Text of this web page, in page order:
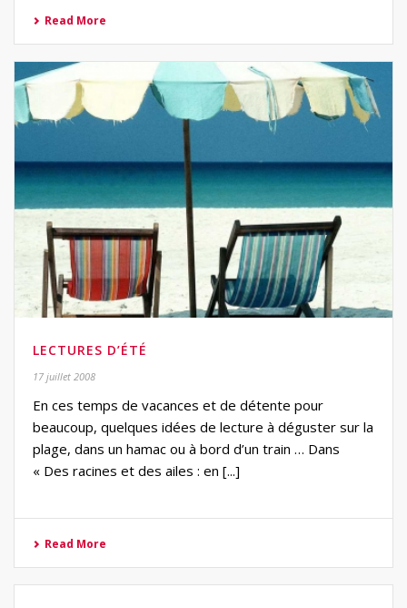
Read More
LECTURES D’ÉTÉ
17 juillet 2008
En ces temps de vacances et de détente pour
beaucoup, quelques idées de lecture à déguster sur la
plage, dans un hamac ou à bord d’un train … Dans
« Des racines et des ailes : en [...]
Read More